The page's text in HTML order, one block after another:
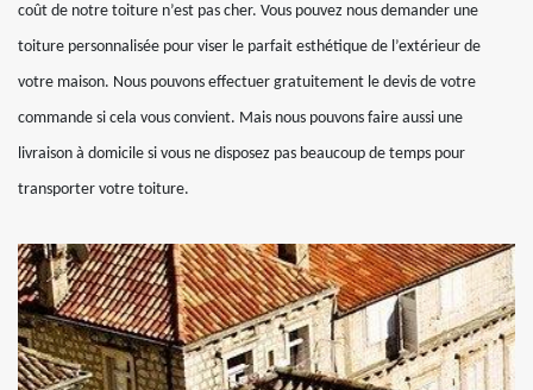
coût de notre toiture n’est pas cher. Vous pouvez nous demander une
toiture personnalisée pour viser le parfait esthétique de l’extérieur de
votre maison. Nous pouvons effectuer gratuitement le devis de votre
commande si cela vous convient. Mais nous pouvons faire aussi une
livraison à domicile si vous ne disposez pas beaucoup de temps pour
transporter votre toiture.